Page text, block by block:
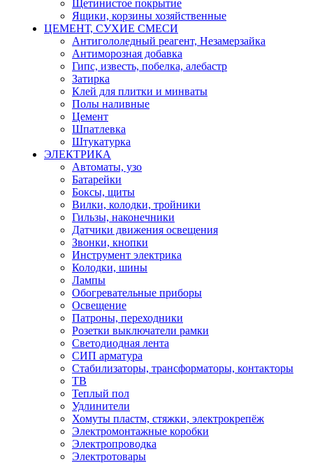
Щетинистое покрытие
Ящики, корзины хозяйственные
ЦЕМЕНТ, СУХИЕ СМЕСИ
Антигололедный реагент, Незамерзайка
Антиморозная добавка
Гипс, известь, побелка, алебастр
Затирка
Клей для плитки и минваты
Полы наливные
Цемент
Шпатлевка
Штукатурка
ЭЛЕКТРИКА
Автоматы, узо
Батарейки
Боксы, щиты
Вилки, колодки, тройники
Гильзы, наконечники
Датчики движения освещения
Звонки, кнопки
Инструмент электрика
Колодки, шины
Лампы
Обогревательные приборы
Освещение
Патроны, переходники
Розетки выключатели рамки
Светодиодная лента
СИП арматура
Стабилизаторы, трансформаторы, контакторы
ТВ
Теплый пол
Удлинители
Хомуты пластм, стяжки, электрокрепёж
Электромонтажные коробки
Электропроводка
Электротовары